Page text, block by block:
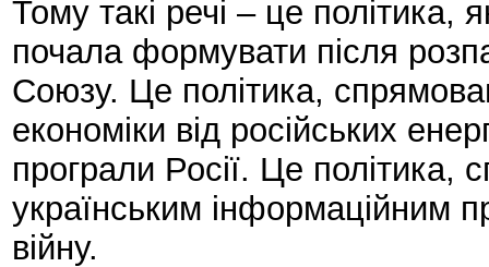
Тому такі речі – це політика,
почала формувати після
Союзу. Це політика,
економіки від російських
програли Росії. Це політика,
українським інформаційним
війну.